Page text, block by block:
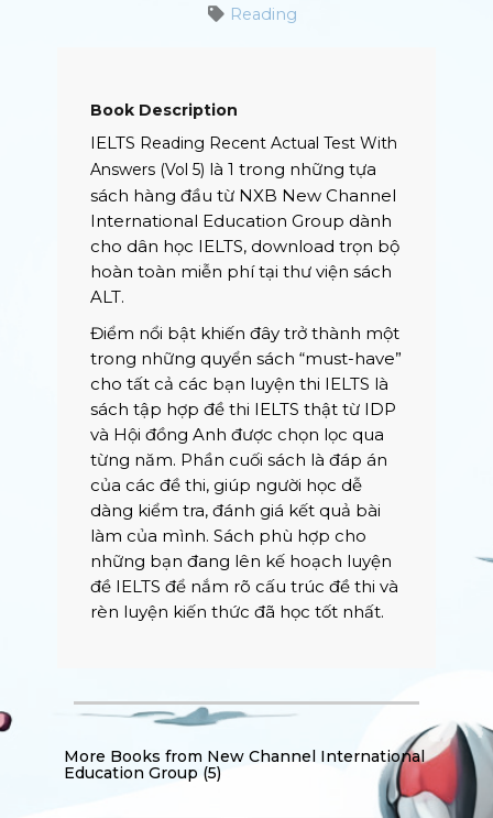
Reading
Book Description
IELTS Reading Recent Actual Test With
Answers (Vol 5) là 1 trong những tựa
sách hàng đầu từ NXB New Channel
International Education Group dành
cho dân học IELTS, download trọn bộ
hoàn toàn miễn phí tại thư viện sách
ALT.
Điểm nổi bật khiến đây trở thành một
trong những quyển sách “must-have”
cho tất cả các bạn luyện thi IELTS là
sách tập hợp đề thi IELTS thật từ IDP
và Hội đồng Anh được chọn lọc qua
từng năm. Phần cuối sách là đáp án
của các đề thi, giúp người học dễ
dàng kiểm tra, đánh giá kết quả bài
làm của mình. Sách phù hợp cho
những bạn đang lên kế hoạch luyện
đề IELTS để nắm rõ cấu trúc đề thi và
rèn luyện kiến thức đã học tốt nhất.
More Books from New Channel International
Education Group (5)